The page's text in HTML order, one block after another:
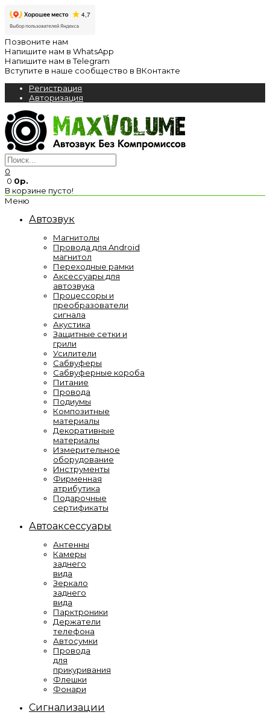
Позвоните нам
Напишите нам в WhatsApp
Напишите нам в Telegram
Вступите в наше сообщество в ВКонтакте
Регистрация
Авторизация
0
0 0р.
В корзине пусто!
Меню
Автозвук
Магнитолы
Провода для Android
магнитол
Переходные рамки
Аксессуары для
автозвука
Процессоры и
преобразователи
сигнала
Акустика
Защитные сетки и
грили
Усилители
Сабвуферы
Сабвуферные короба
Питание
Провода
Подиумы
Композитные
материалы
Декоративные
материалы
Измерительное
оборудование
Инструменты
Фирменная
атрибутика
Подарочные
сертификаты
Автоаксессуары
Антенны
Камеры
заднего
вида
Зеркало
заднего
вида
Парктроники
Держатели
телефона
Автосумки
Провода
для
прикуривания
Флешки
Фонари
Сигнализации